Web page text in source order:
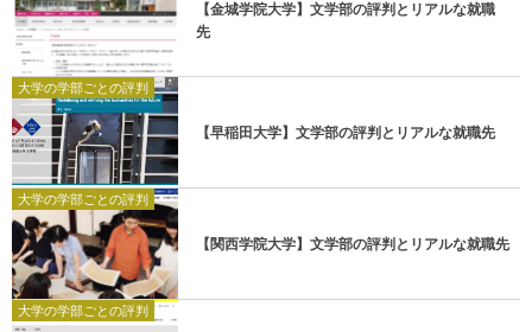
【金城学院大学】文学部の評判とリアルな就職
先
大学の学部ごとの評判
【早稲田大学】文学部の評判とリアルな就職先
大学の学部ごとの評判
【関西学院大学】文学部の評判とリアルな就職先
大学の学部ごとの評判